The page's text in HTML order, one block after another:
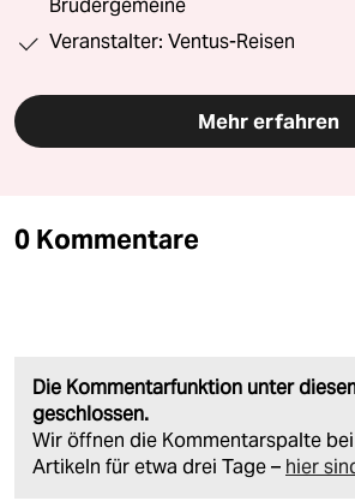
Brüdergemeine
Veranstalter: Ventus-Reisen
Mehr erfahren
0 Kommentare
Die Kommentarfunktion unter
geschlossen.
Wir öffnen die Kommentarspalte
Artikeln für etwa drei Tage – hier